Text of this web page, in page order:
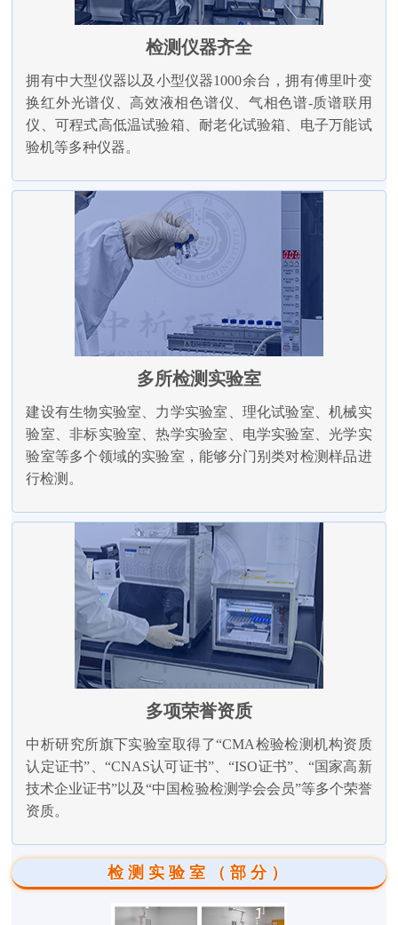
检测仪器齐全
拥有中大型仪器以及小型仪器1000余台，拥有傅里叶变
换红外光谱仪、高效液相色谱仪、气相色谱-质谱联用
仪、可程式高低温试验箱、耐老化试验箱、电子万能试
验机等多种仪器。
多所检测实验室
建设有生物实验室、力学实验室、理化试验室、机械实
验室、非标实验室、热学实验室、电学实验室、光学实
验室等多个领域的实验室，能够分门别类对检测样品进
行检测。
多项荣誉资质
中析研究所旗下实验室取得了“CMA检验检测机构资质
认定证书”、“CNAS认可证书”、“ISO证书”、“国家高新
技术企业证书”以及“中国检验检测学会会员”等多个荣誉
资质。
检测实验室（部分）